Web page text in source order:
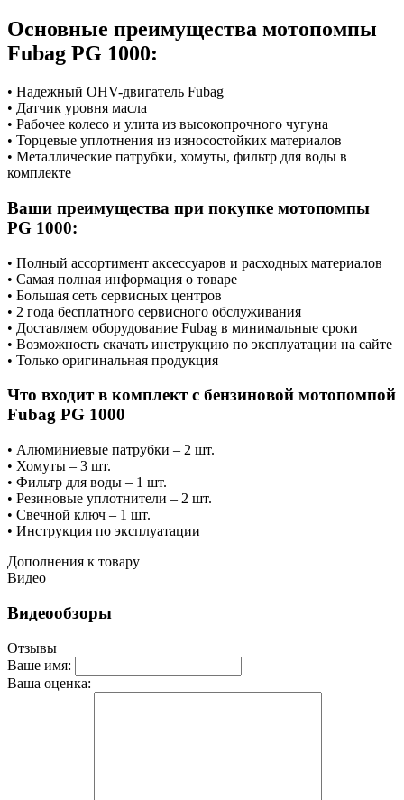
Основные преимущества мотопомпы
Fubag PG 1000:
• Надежный OHV-двигатель Fubag
• Датчик уровня масла
• Рабочее колесо и улита из высокопрочного чугуна
• Торцевые уплотнения из износостойких материалов
• Металлические патрубки, хомуты, фильтр для воды в
комплекте
Ваши преимущества при покупке мотопомпы
PG 1000:
• Полный ассортимент аксессуаров и расходных материалов
• Самая полная информация о товаре
• Большая сеть сервисных центров
• 2 года бесплатного сервисного обслуживания
• Доставляем оборудование Fubag в минимальные сроки
• Возможность скачать инструкцию по эксплуатации на сайте
• Только оригинальная продукция
Что входит в комплект с бензиновой мотопомпой
Fubag PG 1000
• Алюминиевые патрубки – 2 шт.
• Хомуты – 3 шт.
• Фильтр для воды – 1 шт.
• Резиновые уплотнители – 2 шт.
• Свечной ключ – 1 шт.
• Инструкция по эксплуатации
Дополнения к товару
Видео
Видеообзоры
Отзывы
Ваше имя:
Ваша оценка: